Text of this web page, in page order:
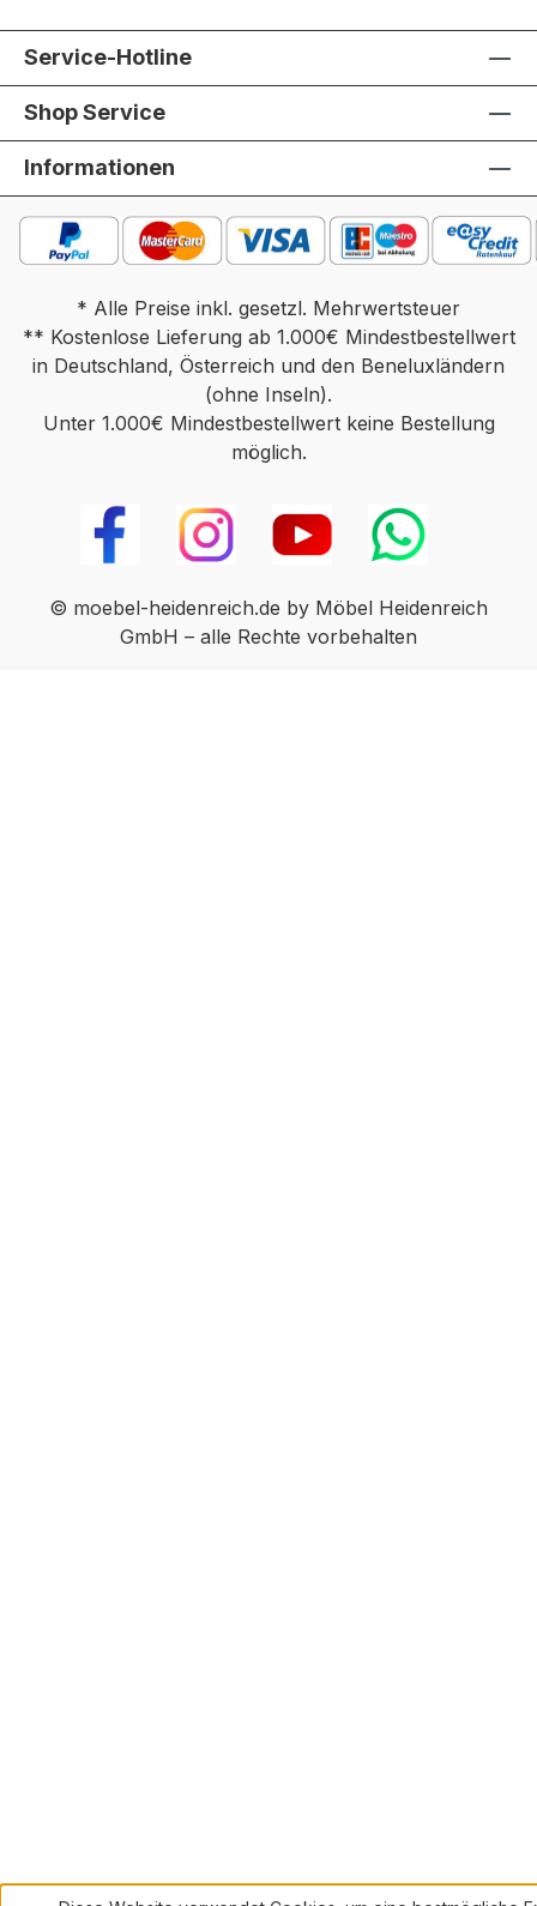
Service-Hotline
Shop Service
Informationen
* Alle Preise inkl. gesetzl. Mehrwertsteuer
** Kostenlose Lieferung ab 1.000€ Mindestbestellwert
in Deutschland, Österreich und den Beneluxländern
(ohne Inseln).
Unter 1.000€ Mindestbestellwert keine Bestellung
möglich.
© moebel-heidenreich.de by Möbel Heidenreich
GmbH – alle Rechte vorbehalten